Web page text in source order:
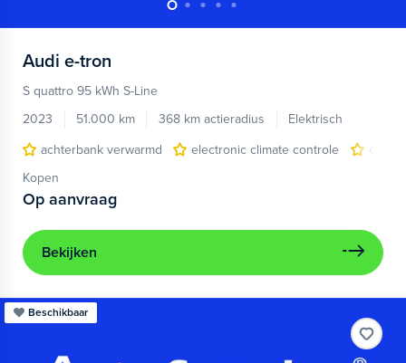
Audi e-tron
S quattro 95 kWh S-Line
2023
51.000 km 368 km actieradius
Elektrisch
achterbank verwarmd
electronic climate controle
Kopen
Op aanvraag
Bekijken
Beschikbaar